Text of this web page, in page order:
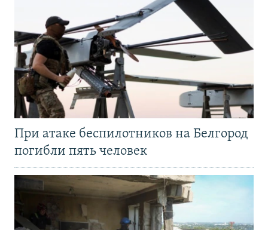
При атаке беспилотников на Белгород
погибли пять человек